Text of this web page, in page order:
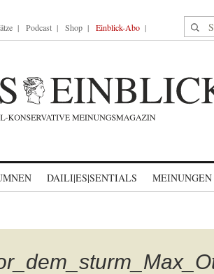
Podcast Shop Einblick-Abo
DAILI|ES|SENTIALS MEINUNGEN